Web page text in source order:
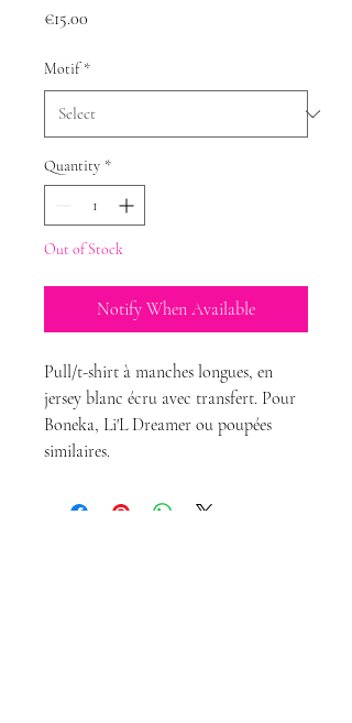
€15.00
Motif *
Quantity *
Out of Stock
Notify When Available
Pull/t-shirt à manches longues, en
jersey blanc écru avec transfert. Pour
Boneka, Li'L Dreamer ou poupées
similaires.